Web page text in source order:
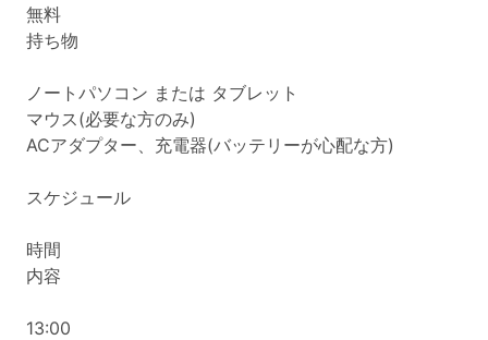
無料
持ち物
ノートパソコン または タブレット
マウス(必要な方のみ)
ACアダプター、充電器(バッテリーが心配な方)
スケジュール
時間
内容
13:00